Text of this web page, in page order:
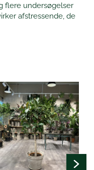
flere undersøgelser
afstressende, de